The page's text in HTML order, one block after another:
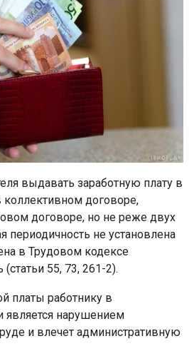
выдавать заработную плату в
договоре,
договоре, но не реже двух
периодичность не установлена
в Трудовом кодексе
55, 73, 261-2).
платы работнику в
является нарушением
и влечет административную